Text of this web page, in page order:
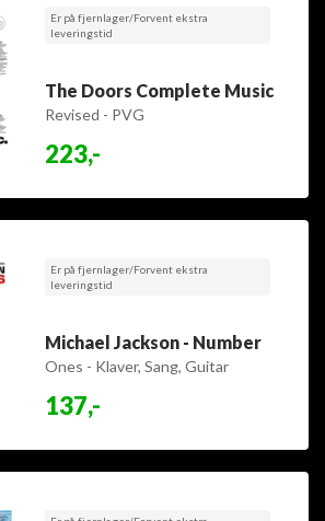
Er på fjernlager/Forvent ekstra
leveringstid
The Doors Complete Music
Revised - PVG
223,-
Er på fjernlager/Forvent ekstra
leveringstid
Michael Jackson - Number
Ones - Klaver, Sang, Guitar
137,-